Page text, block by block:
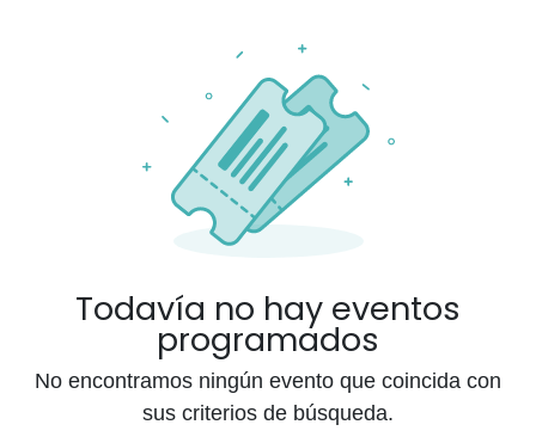
Todavía no hay eventos
programados
No encontramos ningún evento que coincida con
sus criterios de búsqueda.